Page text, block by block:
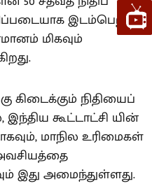
இடம்பெற
மிகவும்
கிடைக்கும் நிதியைப்
கூட்டாட்சி யின்
மாநில உரிமைகள்
இது அமைந்துள்ளது.